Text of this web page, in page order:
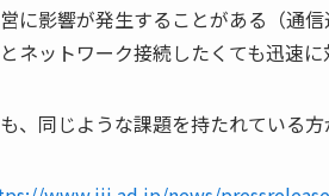
に影響が発生することがある（通
ネットワーク接続したくても迅速に
、同じような課題を持たれている方